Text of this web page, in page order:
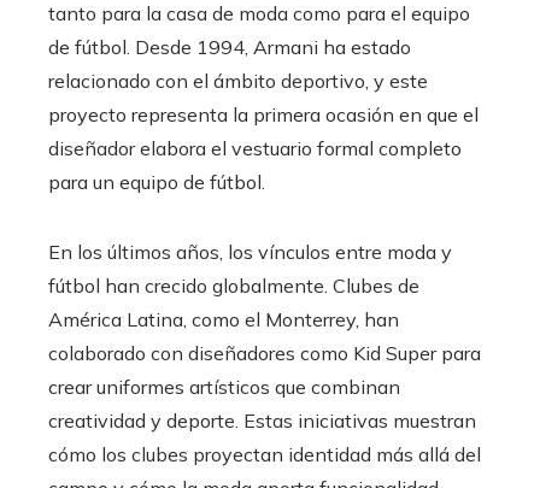
tanto para la casa de moda como para el equipo
de fútbol. Desde 1994, Armani ha estado
relacionado con el ámbito deportivo, y este
proyecto representa la primera ocasión en que el
diseñador elabora el vestuario formal completo
para un equipo de fútbol.
En los últimos años, los vínculos entre moda y
fútbol han crecido globalmente. Clubes de
América Latina, como el Monterrey, han
colaborado con diseñadores como Kid Super para
crear uniformes artísticos que combinan
creatividad y deporte. Estas iniciativas muestran
cómo los clubes proyectan identidad más allá del